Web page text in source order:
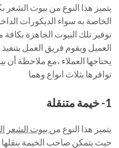
يتميز هذا النوع من بيوت الشعر
الخاصة به سواء الديكورات
توفير تلك البيوت الجاهزة بكافة
العميل ويقوم فريق العمل
يحتاجها العملاء ،مع ملاحظة أن
توافرها بثلاث انواع وهما
1- خيمة متنقلة
يتميز هذا النوع من بيوت الشعر
حيث يتمكن صاحب الخيمة